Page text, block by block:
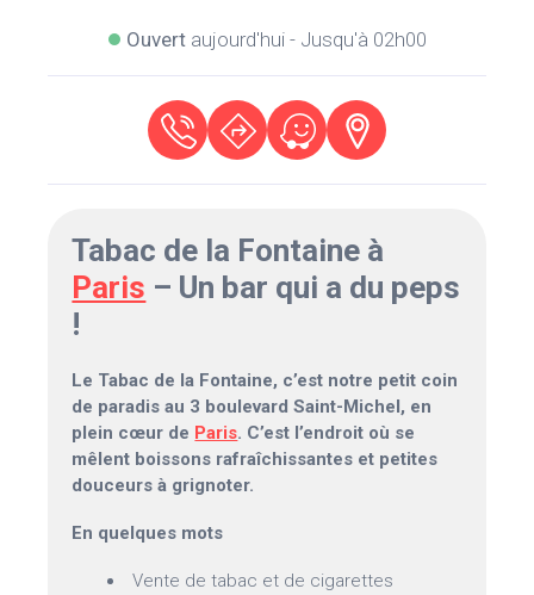
Ouvertaujourd'hui - Jusqu'à 02h00
Tabac de la Fontaine à
Paris – Un bar qui a du peps
!
Le Tabac de la Fontaine, c’est notre petit coin
de paradis au 3 boulevard Saint-Michel, en
plein cœur de Paris. C’est l’endroit où se
mêlent boissons rafraîchissantes et petites
douceurs à grignoter.
En quelques mots
Vente de tabac et de cigarettes